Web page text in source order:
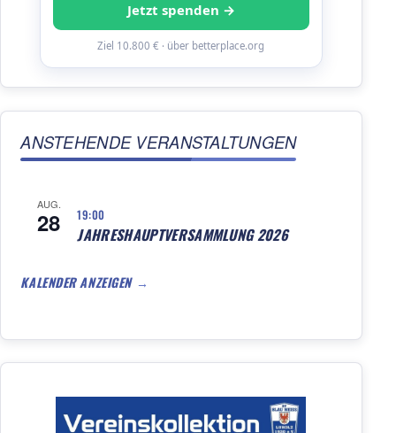
Jetzt spenden →
Ziel 10.800 € · über betterplace.org
ANSTEHENDE VERANSTALTUNGEN
AUG.
28 19:00
JAHRESHAUPTVERSAMMLUNG 2026
KALENDER ANZEIGEN